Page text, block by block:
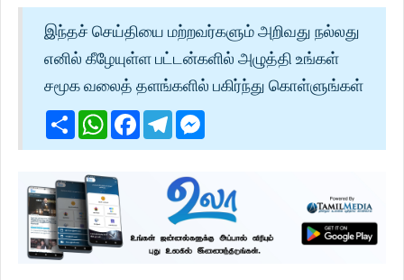
இந்தச் செய்தியை மற்றவர்களும் அறிவது நல்லது
எனில் கீழேயுள்ள பட்டன்களில் அழுத்தி உங்கள்
சமூக வலைத் தளங்களில் பகிர்ந்து கொள்ளுங்கள்
ShareWhatsApp
Facebook
Telegram